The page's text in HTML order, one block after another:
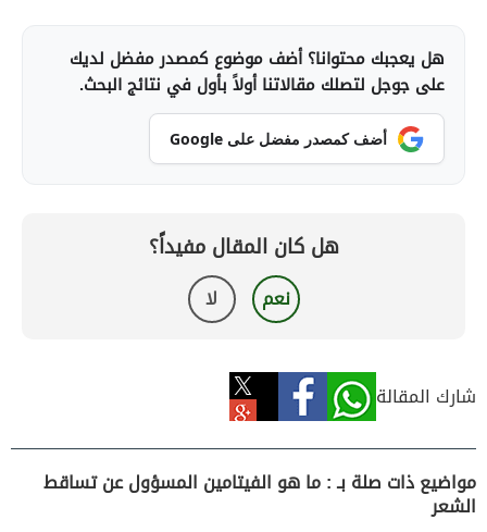
هل يعجبك محتوانا؟ أضف موضوع كمصدر مفضل لديك
على جوجل لتصلك مقالاتنا أولاً بأول في نتائج البحث.
أضف كمصدر مفضل على Google
هل كان المقال مفيداً؟
نعم لا
شارك المقالة
مواضيع ذات صلة بـ : ما هو الفيتامين المسؤول عن تساقط
الشعر